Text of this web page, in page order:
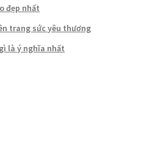
đẹp nhất
trang sức yêu thương
là ý nghĩa nhất